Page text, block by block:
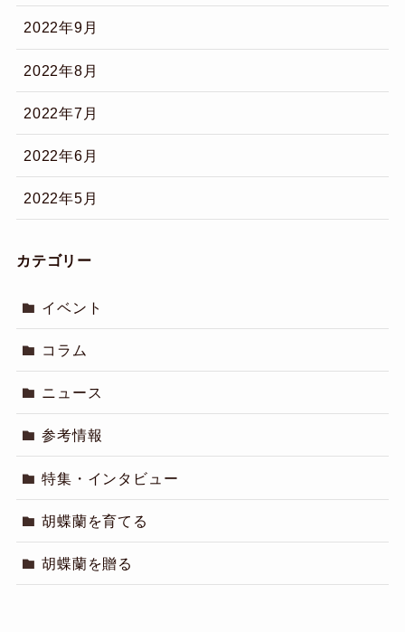
2022年9月
2022年8月
2022年7月
2022年6月
2022年5月
カテゴリー
イベント
コラム
ニュース
参考情報
特集・インタビュー
胡蝶蘭を育てる
胡蝶蘭を贈る